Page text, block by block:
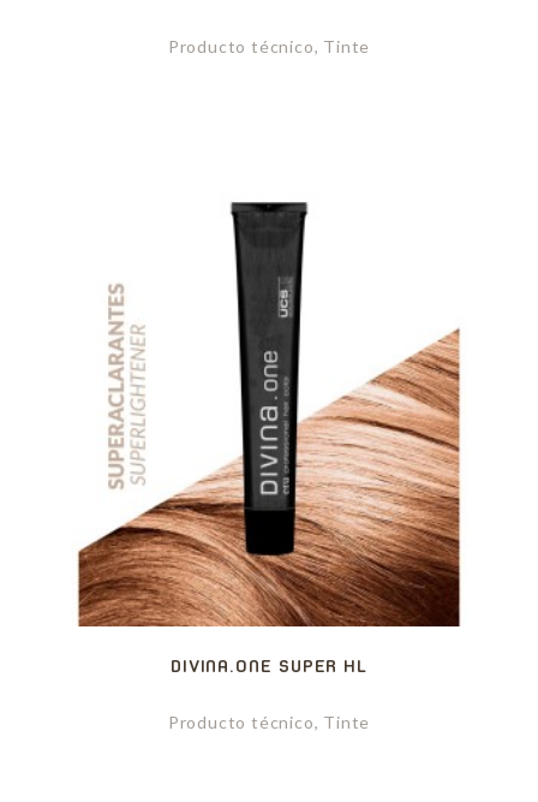
Producto técnico, Tinte
DIVINA.ONE SUPER HL
Producto técnico, Tinte